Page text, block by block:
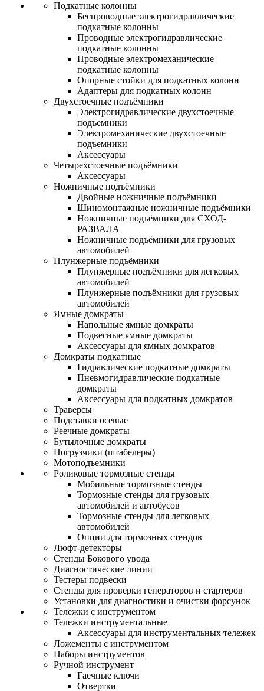
Подкатные колонны
Беспроводные электрогидравлические
подкатные колонны
Проводные электрогидравлические
подкатные колонны
Проводные электромеханические
подкатные колонны
Опорные стойки для подкатных колонн
Адаптеры для подкатных колонн
Двухстоечные подъёмники
Электрогидравлические двухстоечные
подъемники
Электромеханические двухстоечные
подъемники
Аксессуары
Четырехстоечные подъёмники
Аксессуары
Ножничные подъёмники
Двойные ножничные подъёмники
Шиномонтажные ножничные подъёмники
Ножничные подъёмники для СХОД-
РАЗВАЛА
Ножничные подъёмники для грузовых
автомобилей
Плунжерные подъёмники
Плунжерные подъёмники для легковых
автомобилей
Плунжерные подъёмники для грузовых
автомобилей
Ямные домкраты
Напольные ямные домкраты
Подвесные ямные домкраты
Аксессуары для ямных домкратов
Домкраты подкатные
Гидравлические подкатные домкраты
Пневмогидравлические подкатные
домкраты
Аксессуары для подкатных домкратов
Траверсы
Подставки осевые
Реечные домкраты
Бутылочные домкраты
Погрузчики (штабелеры)
Мотоподъемники
Роликовые тормозные стенды
Мобильные тормозные стенды
Тормозные стенды для грузовых
автомобилей и автобусов
Тормозные стенды для легковых
автомобилей
Опции для тормозных стендов
Люфт-детекторы
Стенды Бокового увода
Диагностические линии
Тестеры подвески
Стенды для проверки генераторов и стартеров
Установки для диагностики и очистки форсунок
Тележки с инструментом
Тележки инструментальные
Аксессуары для инструментальных тележек
Ложементы с инструментом
Наборы инструментов
Ручной инструмент
Гаечные ключи
Отвертки